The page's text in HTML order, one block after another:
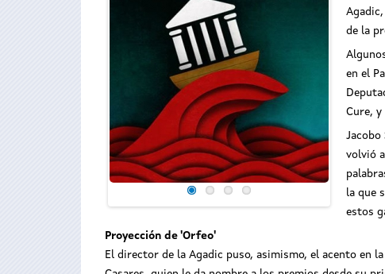
de la
en el
Cure, y
Jacobo
volvió
la que
estos
Proyección de 'Orfeo'
El director de la Agadic puso, asimismo, el acento en